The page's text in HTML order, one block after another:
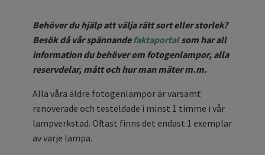
Behöver du hjälp att välja rätt sort eller storlek?
Besök då vår spännandefaktaportalsom har all
information du behöver om fotogenlampor, alla
reservdelar, mått och hur man mäter m.m.
Alla våra äldre fotogenlampor är varsamt
renoverade och testeldade i minst 1 timme i vår
lampverkstad. Oftast finns det endast 1 exemplar
av varje lampa.